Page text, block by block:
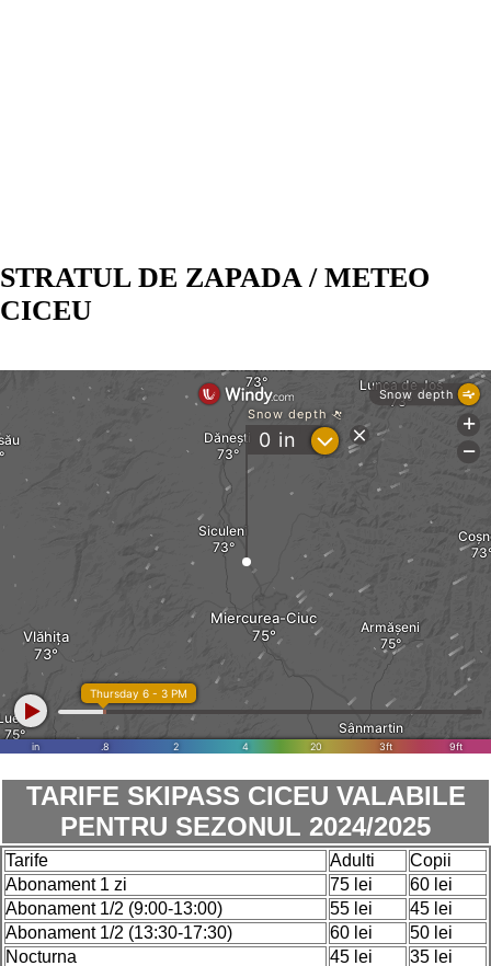
STRATUL DE ZAPADA / METEO
CICEU
TARIFE SKIPASS CICEU VALABILE
PENTRU SEZONUL 2024/2025
Tarife Adulti
Copii
Abonament 1 zi
75 lei
60 lei
Abonament 1/2 (9:00-13:00)
55 lei
45 lei
Abonament 1/2 (13:30-17:30)
60 lei
50 lei
Nocturna
45 lei 35 lei